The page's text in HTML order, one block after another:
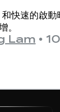
快速的啟
。
Lam •